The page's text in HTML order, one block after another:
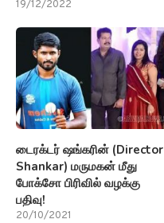
19/12/2022
டைரக்டர் ஷங்கரின் (Director
Shankar) மருமகன் மீது
போக்சோ பிரிவில் வழக்கு
பதிவு!
20/10/2021